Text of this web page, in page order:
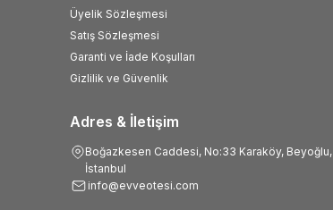
Adres & İletişim
Boğazkesen Caddesi, No:33 Karaköy, Beyoğlu,
İstanbul
info@evveotesi.com
Üyelik Sözleşmesi
Satış Sözleşmesi
Garanti ve İade Koşulları
Gizlilik ve Güvenlik